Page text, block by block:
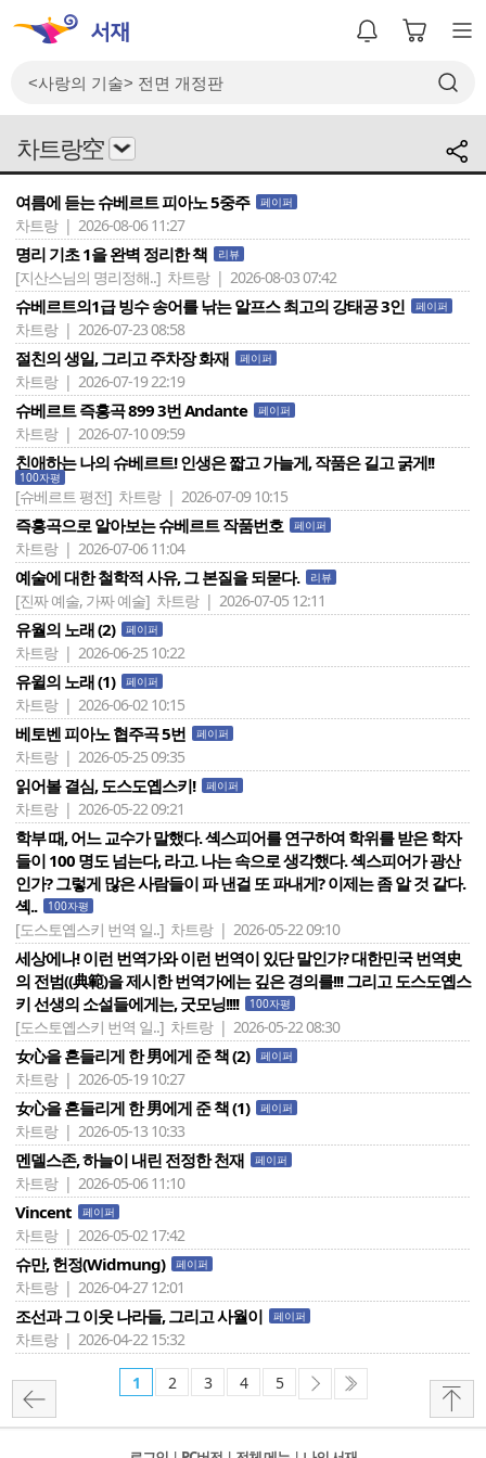
차트랑空
여름에 듣는 슈베르트 피아노 5중주 페이퍼
차트랑 | 2026-08-06 11:27
명리 기초 1을 완벽 정리한 책 리뷰
[지산스님의 명리정해..] 차트랑 | 2026-08-03 07:42
슈베르트의1급 빙수 송어를 낚는 알프스 최고의 강태공 3인 페이퍼
차트랑 | 2026-07-23 08:58
절친의 생일, 그리고 주차장 화재 페이퍼
차트랑 | 2026-07-19 22:19
슈베르트 즉흥곡 899 3번 Andante 페이퍼
차트랑 | 2026-07-10 09:59
친애하는 나의 슈베르트! 인생은 짧고 가늘게, 작품은 길고 굵게!!
100자평
[슈베르트 평전] 차트랑 | 2026-07-09 10:15
즉흥곡으로 알아보는 슈베르트 작품번호 페이퍼
차트랑 | 2026-07-06 11:04
예술에 대한 철학적 사유, 그 본질을 되묻다. 리뷰
[진짜 예술, 가짜 예술] 차트랑 | 2026-07-05 12:11
유월의 노래 (2) 페이퍼
차트랑 | 2026-06-25 10:22
유윌의 노래 (1) 페이퍼
차트랑 | 2026-06-02 10:15
베토벤 피아노 협주곡 5번 페이퍼
차트랑 | 2026-05-25 09:35
읽어볼 결심, 도스도옙스키! 페이퍼
차트랑 | 2026-05-22 09:21
학부 때, 어느 교수가 말했다. 셱스피어를 연구하여 학위를 받은 학자
들이 100 명도 넘는다, 라고. 나는 속으로 생각했다. 셱스피어가 광산
인가? 그렇게 많은 사람들이 파 낸걸 또 파내게? 이제는 좀 알 것 같다.
셱..
100자평
[도스토옙스키 번역 일..] 차트랑 | 2026-05-22 09:10
세상에나! 이런 번역가와 이런 번역이 있단 말인가? 대한민국 번역史
의 전범((典範)을 제시한 번역가에는 깊은 경의를!!! 그리고 도스도옙스
키 선생의 소설들에게는, 굿모닝!!!!
100자평
[도스토옙스키 번역 일..] 차트랑 | 2026-05-22 08:30
女心을 흔들리게 한 男에게 준 책 (2) 페이퍼
차트랑 | 2026-05-19 10:27
女心을 흔들리게 한 男에게 준 책 (1) 페이퍼
차트랑 | 2026-05-13 10:33
멘델스존, 하늘이 내린 전정한 천재 페이퍼
차트랑 | 2026-05-06 11:10
Vincent 페이퍼
차트랑 | 2026-05-02 17:42
슈만, 헌정(Widmung) 페이퍼
차트랑 | 2026-04-27 12:01
조선과 그 이웃 나라들, 그리고 사월이 페이퍼
차트랑 | 2026-04-22 15:32
1 2 3 4 5